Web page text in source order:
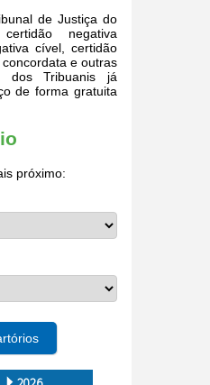
de Justiça do
negativa
cível, certidão
e outras
dos Tribuanis já
de forma gratuita
próximo: